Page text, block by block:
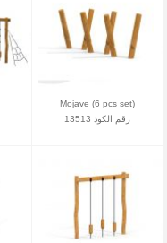
Mojave (6 pcs set)
رقم الكود 13513